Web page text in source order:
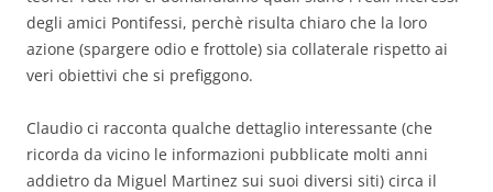
degli amici Pontifessi, perchè risulta chiaro che la loro
azione (spargere odio e frottole) sia collaterale rispetto ai
veri obiettivi che si prefiggono.
Claudio ci racconta qualche dettaglio interessante (che
ricorda da vicino le informazioni pubblicate molti anni
addietro da Miguel Martinez sui suoi diversi siti) circa il